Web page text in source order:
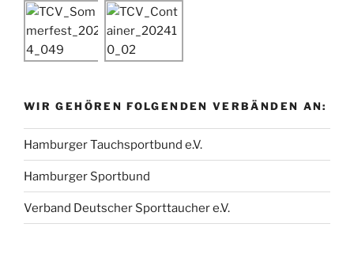
WIR GEHÖREN FOLGENDEN VERBÄNDEN AN:
Hamburger Tauchsportbund e.V.
Hamburger Sportbund
Verband Deutscher Sporttaucher e.V.